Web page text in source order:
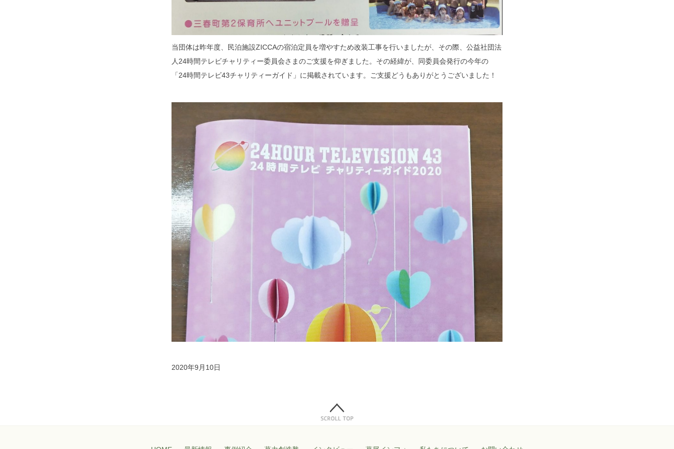
当団体は昨年度、民泊施設ZICCAの宿泊定員を増やすため改装工事を行いましたが、その際、公益社団法
人24時間テレビチャリティー委員会さまのご支援を仰ぎました。その経緯が、同委員会発行の今年の
「24時間テレビ43チャリティーガイド」に掲載されています。ご支援どうもありがとうございました！
2020年9月10日